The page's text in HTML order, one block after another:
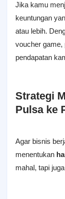
Jika kamu
keuntungan
atau lebih.
voucher game,
pendapatan
Strategi
Pulsa ke
Agar bisnis
menentukan
mahal, tapi